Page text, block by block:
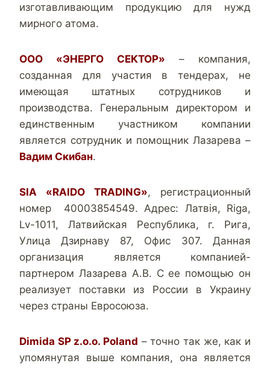
изготавливающим продукцию для нужд
мирного атома.
ООО «ЭНЕРГО СЕКТОР» – компания,
созданная для участия в тендерах, не
имеющая штатных сотрудников и
производства. Генеральным директором и
единственным участником компании
является сотрудник и помощник Лазарева –
Вадим Скибан.
SIA «RAIDO TRADING», регистрационный
номер 40003854549. Адрес: Латвія, Riga,
Lv-1011, Латвийская Республика, г. Рига,
Улица Дзирнаву 87, Офис 307. Данная
организация является компанией-
партнером Лазарева А.В. С ее помощью он
реализует поставки из России в Украину
через страны Евросоюза.
Dimida SP z.o.o. Poland – точно так же, как и
упомянутая выше компания, она является